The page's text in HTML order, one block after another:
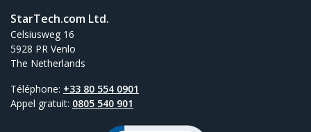
StarTech.com Ltd.
Celsiusweg 16
5928 PR Venlo
The Netherlands
Téléphone: +33 80 554 0901
Appel gratuit: 0805 540 901